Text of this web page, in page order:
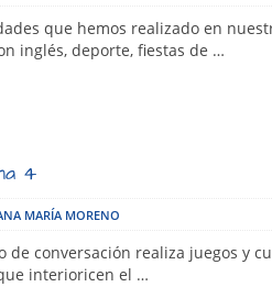
que hemos realizado en
inglés, deporte, fiestas de …
4
MARÍA MORENO
conversación realiza juegos y
interioricen el …